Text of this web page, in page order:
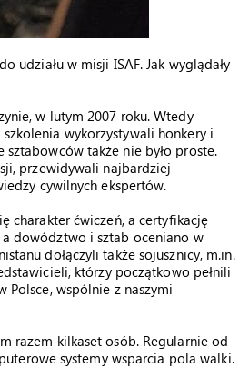
udziału w misji ISAF. Jak wyglądały
w lutym 2007 roku. Wtedy
wykorzystywali honkery i
także nie było proste.
przewidywali najbardziej
cywilnych ekspertów.
charakter ćwiczeń, a certyfikację
dowództwo i sztab oceniano w
dołączyli także sojusznicy, m.in.
którzy początkowo pełnili
wspólnie z naszymi
razem kilkaset osób. Regularnie od
systemy wsparcia pola walki.